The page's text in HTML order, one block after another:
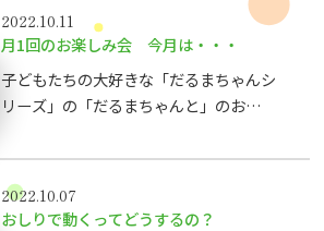
2022.10.11
月1回のお楽しみ会 今月は・・・
子どもたちの大好きな「だるまちゃんシ
リーズ」の「だるまちゃんと」のお話で
と一緒に楽しく体を揺らす場面も・・・
2022.10.07
おしりで動くってどうするの？